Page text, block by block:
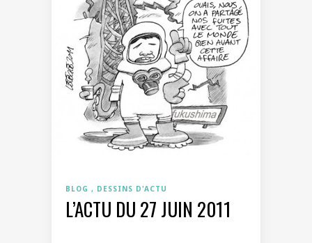
BLOG DESSINS D'ACTU
L’ACTU DU 27 JUIN 2011